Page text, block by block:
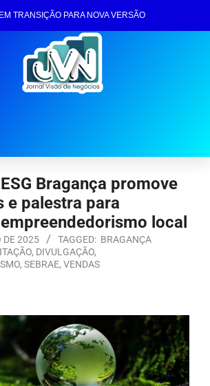
TRANSIÇÃO PARA NOVA VERSÃO
Bragança promove
e palestra para
local
DE 2025 TAGGED: BRAGANÇA
, DIVULGAÇÃO,
, SEBRAE, VENDAS